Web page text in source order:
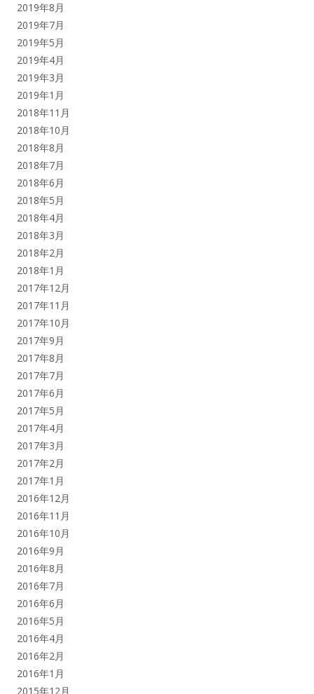
2019年8月
2019年7月
2019年5月
2019年4月
2019年3月
2019年1月
2018年11月
2018年10月
2018年8月
2018年7月
2018年6月
2018年5月
2018年4月
2018年3月
2018年2月
2018年1月
2017年12月
2017年11月
2017年10月
2017年9月
2017年8月
2017年7月
2017年6月
2017年5月
2017年4月
2017年3月
2017年2月
2017年1月
2016年12月
2016年11月
2016年10月
2016年9月
2016年8月
2016年7月
2016年6月
2016年5月
2016年4月
2016年2月
2016年1月
2015年12月